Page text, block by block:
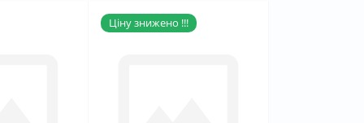
Ціну знижено !!!